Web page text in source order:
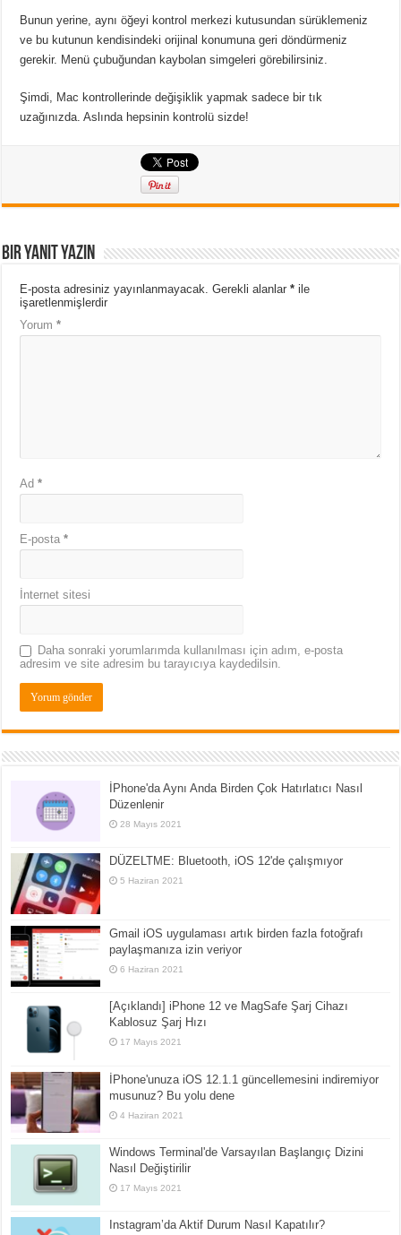
Bunun yerine, aynı öğeyi kontrol merkezi kutusundan sürüklemeniz
ve bu kutunun kendisindeki orijinal konumuna geri döndürmeniz
gerekir. Menü çubuğundan kaybolan simgeleri görebilirsiniz.
Şimdi, Mac kontrollerinde değişiklik yapmak sadece bir tık
uzağınızda. Aslında hepsinin kontrolü sizde!
Bir yanıt yazın
E-posta adresiniz yayınlanmayacak. Gerekli alanlar* ile
işaretlenmişlerdir
Yorum*
Ad*
E-posta*
İnternet sitesi
Daha sonraki yorumlarımda kullanılması için adım, e-posta
adresim ve site adresim bu tarayıcıya kaydedilsin.
İPhone'da Aynı Anda Birden Çok Hatırlatıcı Nasıl
Düzenlenir
28 Mayıs 2021
DÜZELTME: Bluetooth, iOS 12'de çalışmıyor
5 Haziran 2021
Gmail iOS uygulaması artık birden fazla fotoğrafı
paylaşmanıza izin veriyor
6 Haziran 2021
[Açıklandı] iPhone 12 ve MagSafe Şarj Cihazı
Kablosuz Şarj Hızı
17 Mayıs 2021
İPhone'unuza iOS 12.1.1 güncellemesini indiremiyor
musunuz? Bu yolu dene
4 Haziran 2021
Windows Terminal'de Varsayılan Başlangıç Dizini
Nasıl Değiştirilir
17 Mayıs 2021
Instagram’da Aktif Durum Nasıl Kapatılır?